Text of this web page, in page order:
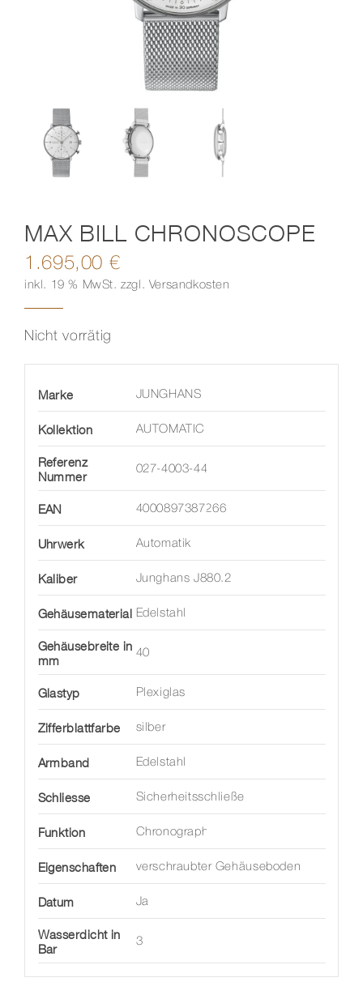
MAX BILL CHRONOSCOPE
1.695,00 €
inkl. 19 % MwSt. zzgl. Versandkosten
Nicht vorrätig
Marke JUNGHANS
Kollektion AUTOMATIC
Referenz
Nummer
027-4003-44
EAN 4000897387266
Uhrwerk Automatik
Kaliber Junghans J880.2
Gehäusematerial Edelstahl
Gehäusebreite in
mm
40
Glastyp Plexiglas
Zifferblattfarbe silber
Armband Edelstahl
Schliesse Sicherheitsschließe
Funktion Chronograph
Eigenschaften verschraubter Gehäuseboden
Datum Ja
Wasserdicht in
Bar
3